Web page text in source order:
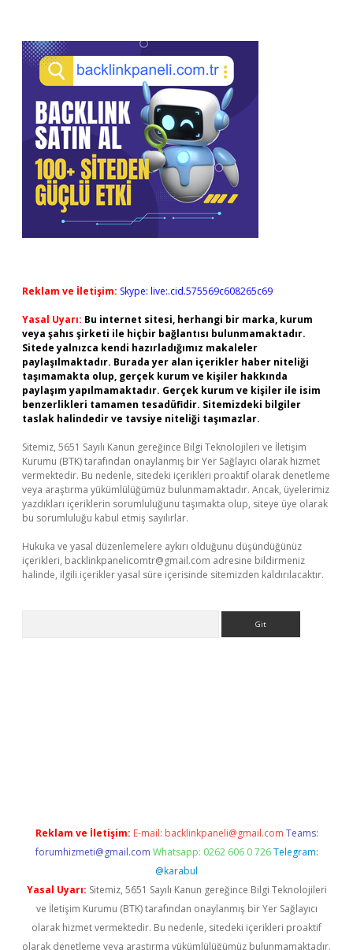
Reklam ve İletişim: Skype: live:.cid.575569c608265c69
Yasal Uyarı: Bu internet sitesi, herhangi bir marka, kurum
veya şahıs şirketi ile hiçbir bağlantısı bulunmamaktadır.
Sitede yalnızca kendi hazırladığımız makaleler
paylaşılmaktadır. Burada yer alan içerikler haber niteliği
taşımamakta olup, gerçek kurum ve kişiler hakkında
paylaşım yapılmamaktadır. Gerçek kurum ve kişiler ile isim
benzerlikleri tamamen tesadüfidir. Sitemizdeki bilgiler
taslak halindedir ve tavsiye niteliği taşımazlar.
Sitemiz, 5651 Sayılı Kanun gereğince Bilgi Teknolojileri ve İletişim
Kurumu (BTK) tarafından onaylanmış bir Yer Sağlayıcı olarak hizmet
vermektedir. Bu nedenle, sitedeki içerikleri proaktif olarak denetleme
veya araştırma yükümlülüğümüz bulunmamaktadır. Ancak, üyelerimiz
yazdıkları içeriklerin sorumluluğunu taşımakta olup, siteye üye olarak
bu sorumluluğu kabul etmiş sayılırlar.
Hukuka ve yasal düzenlemelere aykırı olduğunu düşündüğünüz
içerikleri, backlinkpanelicomtr@gmail.com adresine bildirmeniz
halinde, ilgili içerikler yasal süre içerisinde sitemizden kaldırılacaktır.
Reklam ve İletişim: E-mail: backlinkpaneli@gmail.com Teams:
forumhizmeti@gmail.com Whatsapp: 0262 606 0 726 Telegram:
@karabul
Yasal Uyarı: Sitemiz, 5651 Sayılı Kanun gereğince Bilgi Teknolojileri
ve İletişim Kurumu (BTK) tarafından onaylanmış bir Yer Sağlayıcı
olarak hizmet vermektedir. Bu nedenle, sitedeki içerikleri proaktif
olarak denetleme veya araştırma yükümlülüğümüz bulunmamaktadır.